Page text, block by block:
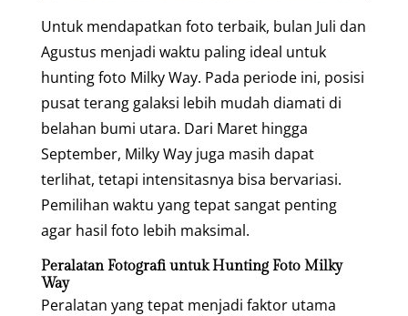
Untuk mendapatkan foto terbaik, bulan Juli dan
Agustus menjadi waktu paling ideal untuk
hunting foto Milky Way. Pada periode ini, posisi
pusat terang galaksi lebih mudah diamati di
belahan bumi utara. Dari Maret hingga
September, Milky Way juga masih dapat
terlihat, tetapi intensitasnya bisa bervariasi.
Pemilihan waktu yang tepat sangat penting
agar hasil foto lebih maksimal.
Peralatan Fotografi untuk Hunting Foto Milky
Way
Peralatan yang tepat menjadi faktor utama